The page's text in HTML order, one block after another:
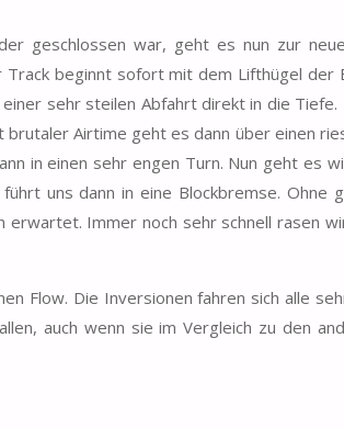
geschlossen war, geht es nun zur
Track beginnt sofort mit dem Lifthügel der
sehr steilen Abfahrt direkt in die Tiefe.
brutaler Airtime geht es dann über einen
in einen sehr engen Turn. Nun geht es
uns dann in eine Blockbremse. Ohne
Immer noch sehr schnell rasen
Flow. Die Inversionen fahren sich alle
auch wenn sie im Vergleich zu den